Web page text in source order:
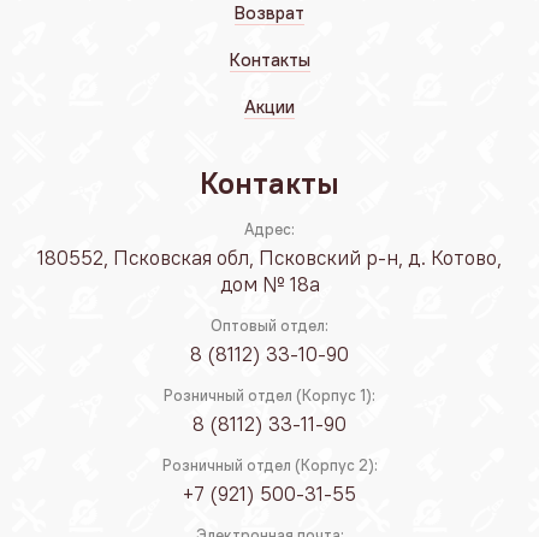
Возврат
Контакты
Акции
Контакты
Адрес:
180552, Псковская обл, Псковский р-н, д. Котово,
дом № 18а
Оптовый отдел:
8 (8112) 33-10-90
Розничный отдел (Корпус 1):
8 (8112) 33-11-90
Розничный отдел (Корпус 2):
+7 (921) 500-31-55